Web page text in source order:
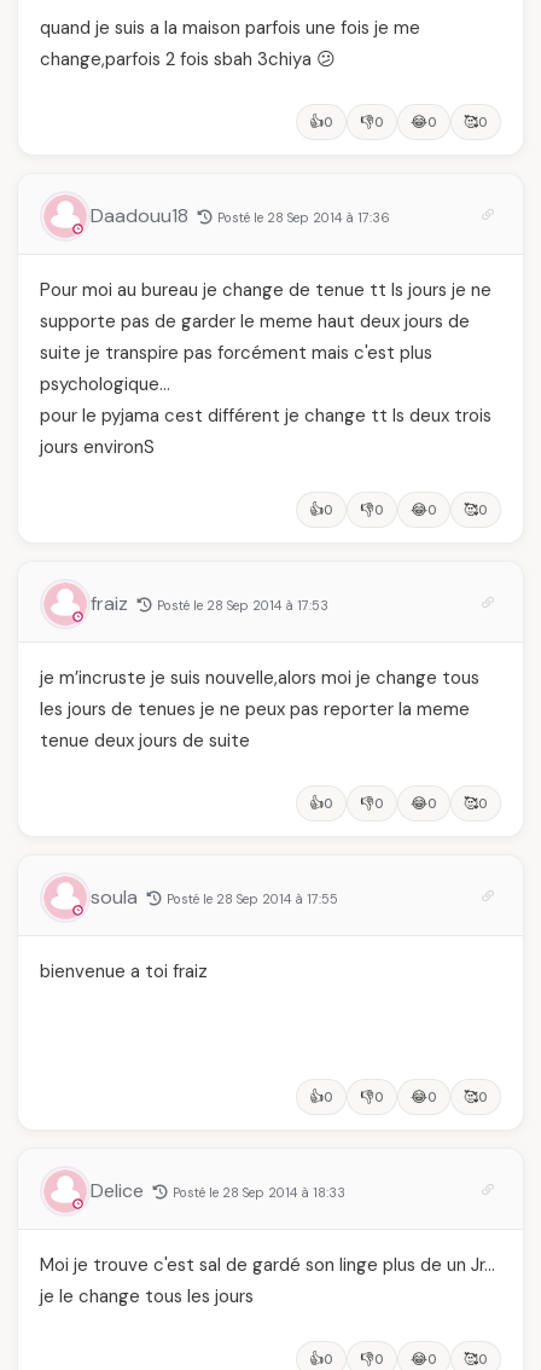
quand je suis a la maison parfois une fois je me
change,parfois 2 fois sbah 3chiya 😕
👍0 👎0 😂0 🥰0
Daadouu18 Posté le 28 Sep 2014 à 17:36
Pour moi au bureau je change de tenue tt ls jours je ne
supporte pas de garder le meme haut deux jours de
suite je transpire pas forcément mais c'est plus
psychologique…
pour le pyjama cest différent je change tt ls deux trois
jours environS
👍0 👎0 😂0 🥰0
fraiz Posté le 28 Sep 2014 à 17:53
je m’incruste je suis nouvelle,alors moi je change tous
les jours de tenues je ne peux pas reporter la meme
tenue deux jours de suite
👍0 👎0 😂0 🥰0
soula Posté le 28 Sep 2014 à 17:55
bienvenue a toi fraiz
👍0 👎0 😂0 🥰0
Delice Posté le 28 Sep 2014 à 18:33
Moi je trouve c'est sal de gardé son linge plus de un Jr…
je le change tous les jours
👍0 👎0 😂0 🥰0